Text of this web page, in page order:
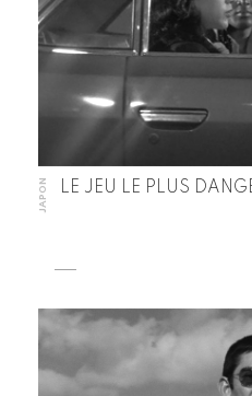
JAPON LE JEU LE PLUS